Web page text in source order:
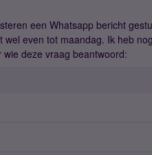
een Whatsapp bericht
even tot maandag. Ik heb
deze vraag beantwoord: